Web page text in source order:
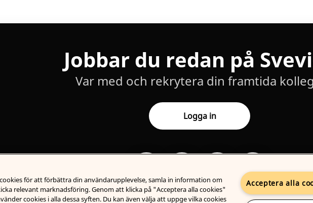
Jobbar du redan på
Var med och rekrytera din framtida
Logga in
för att förbättra din användarupplevelse, samla in information om
relevant marknadsföring. Genom att klicka på "Acceptera alla cookies"
cookies i alla dessa syften. Du kan även välja att uppge vilka cookies
Acceptera alla